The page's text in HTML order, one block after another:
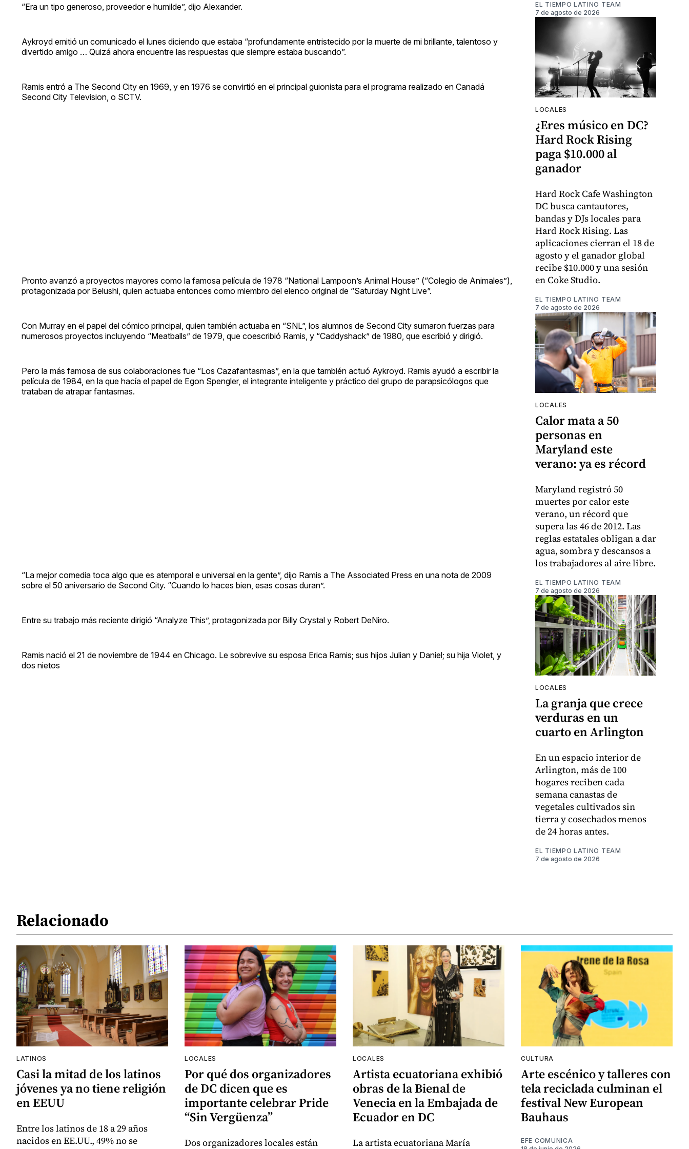
“Era un tipo generoso, proveedor e humilde”, dijo Alexander.
Aykroyd emitió un comunicado el lunes diciendo que estaba “profundamente entristecido por la muerte de mi brillante, talentoso y
divertido amigo … Quizá ahora encuentre las respuestas que siempre estaba buscando”.
Ramis entró a The Second City en 1969, y en 1976 se convirtió en el principal guionista para el programa realizado en Canadá
Second City Television, o SCTV.
Pronto avanzó a proyectos mayores como la famosa película de 1978 “National Lampoon’s Animal House” (“Colegio de Animales”),
protagonizada por Belushi, quien actuaba entonces como miembro del elenco original de “Saturday Night Live”.
Con Murray en el papel del cómico principal, quien también actuaba en “SNL”, los alumnos de Second City sumaron fuerzas para
numerosos proyectos incluyendo “Meatballs” de 1979, que coescribió Ramis, y “Caddyshack” de 1980, que escribió y dirigió.
Pero la más famosa de sus colaboraciones fue “Los Cazafantasmas”, en la que también actuó Aykroyd. Ramis ayudó a escribir la
película de 1984, en la que hacía el papel de Egon Spengler, el integrante inteligente y práctico del grupo de parapsicólogos que
trataban de atrapar fantasmas.
“La mejor comedia toca algo que es atemporal e universal en la gente”, dijo Ramis a The Associated Press en una nota de 2009
sobre el 50 aniversario de Second City. “Cuando lo haces bien, esas cosas duran”.
Entre su trabajo más reciente dirigió “Analyze This”, protagonizada por Billy Crystal y Robert DeNiro.
Ramis nació el 21 de noviembre de 1944 en Chicago. Le sobrevive su esposa Erica Ramis; sus hijos Julian y Daniel; su hija Violet, y
dos nietos
EL TIEMPO LATINO TEAM
7 de agosto de 2026
LOCALES
¿Eres músico en DC?
Hard Rock Rising
paga $10.000 al
ganador
Hard Rock Cafe Washington
DC busca cantautores,
bandas y DJs locales para
Hard Rock Rising. Las
aplicaciones cierran el 18 de
agosto y el ganador global
recibe $10.000 y una sesión
en Coke Studio.
EL TIEMPO LATINO TEAM
7 de agosto de 2026
LOCALES
Calor mata a 50
personas en
Maryland este
verano: ya es récord
Maryland registró 50
muertes por calor este
verano, un récord que
supera las 46 de 2012. Las
reglas estatales obligan a dar
agua, sombra y descansos a
los trabajadores al aire libre.
EL TIEMPO LATINO TEAM
7 de agosto de 2026
LOCALES
La granja que crece
verduras en un
cuarto en Arlington
En un espacio interior de
Arlington, más de 100
hogares reciben cada
semana canastas de
vegetales cultivados sin
tierra y cosechados menos
de 24 horas antes.
EL TIEMPO LATINO TEAM
7 de agosto de 2026
Relacionado
LATINOS
Casi la mitad de los latinos
jóvenes ya no tiene religión
en EEUU
Entre los latinos de 18 a 29 años
nacidos en EE.UU., 49% no se
LOCALES
Por qué dos organizadores
de DC dicen que es
importante celebrar Pride
“Sin Vergüenza”
Dos organizadores locales están
LOCALES
Artista ecuatoriana exhibió
obras de la Bienal de
Venecia en la Embajada de
Ecuador en DC
La artista ecuatoriana María
CULTURA
Arte escénico y talleres con
tela reciclada culminan el
festival New European
Bauhaus
EFE COMUNICA